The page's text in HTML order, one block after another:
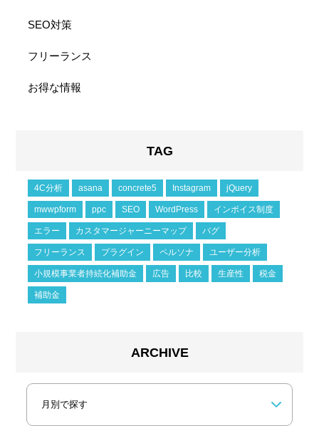
SEO対策
フリーランス
お得な情報
TAG
4C分析 asana concrete5 Instagram jQuery
mwwpform ppc SEO WordPress インボイス制度
エラー カスタマージャーニーマップ バグ
フリーランス プラグイン ペルソナ ユーザー分析
小規模事業者持続化補助金 広告 比較 生産性 税金
補助金
ARCHIVE